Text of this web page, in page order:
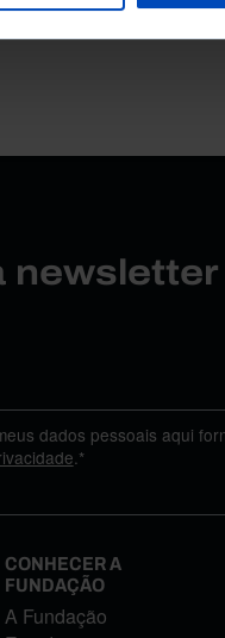
dados pessoais aqui
.*
CONHECER A
FUNDAÇÃO
A Fundação